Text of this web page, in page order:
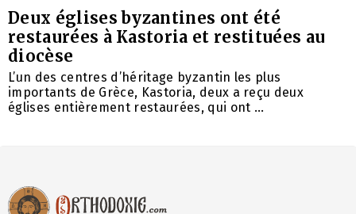
Deux églises byzantines ont été
restaurées à Kastoria et restituées au
diocèse
L’un des centres d’héritage byzantin les plus
importants de Grèce, Kastoria, deux a reçu deux
églises entièrement restaurées, qui ont ...